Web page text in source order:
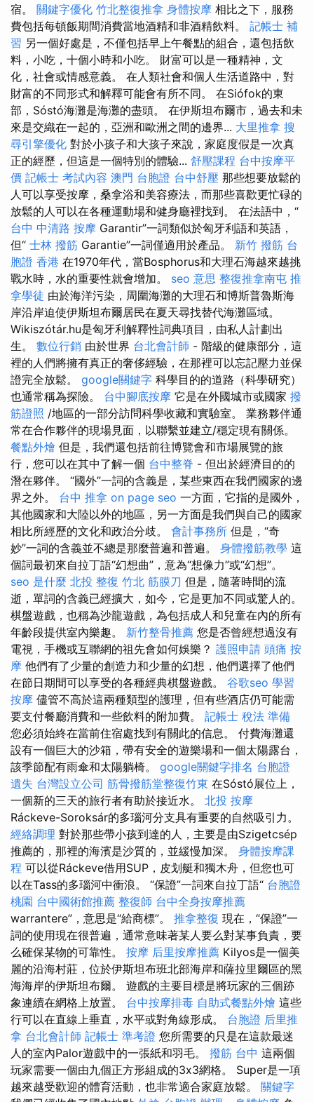
宿。 關鍵字優化 竹北整復推拿 身體按摩 相比之下，服務
費包括每頓飯期間消費當地酒精和非酒精飲料。 記帳士 補
習 另一個好處是，不僅包括早上午餐點的組合，還包括飲
料，小吃，十個小時和小吃。 財富可以是一種精神，文
化，社會或情感意義。 在人類社會和個人生活道路中，對
財富的不同形式和解釋可能會有所不同。 在Siófok的東
部，Sóstó海灘是海灘的盡頭。 在伊斯坦布爾市，過去和未
來是交織在一起的，亞洲和歐洲之間的邊界... 大里推拿 搜
尋引擎優化 對於小孩子和大孩子來說，家庭度假是一次真
正的經歷，但這是一個特別的體驗... 舒壓課程 台中按摩平
價 記帳士 考試內容 澳門 台胞證 台中舒壓 那些想要放鬆的
人可以享受按摩，桑拿浴和美容療法，而那些喜歡更忙碌的
放鬆的人可以在各種運動場和健身廳裡找到。 在法語中，“
台中 中清路 按摩 Garantir”一詞類似於匈牙利語和英語，
但“ 士林 撥筋 Garantie”一詞僅適用於產品。 新竹 撥筋 台
胞證 香港 在1970年代，當Bosphorus和大理石海越來越挑
戰水時，水的重要性就會增加。 seo 意思 整復推拿南屯 推
拿學徒 由於海洋污染，周圍海灘的大理石和博斯普魯斯海
岸沿岸迫使伊斯坦布爾居民在夏天尋找替代海灘區域。
Wikiszótár.hu是匈牙利解釋性詞典項目，由私人計劃出
生。 數位行銷 由於世界 台北會計師 - 階級的健康部分，這
裡的人們將擁有真正的奢侈經驗，在那裡可以忘記壓力並保
證完全放鬆。 google關鍵字 科學目的的道路（科學研究）
也通常稱為探險。 台中腳底按摩 它是在外國城市或國家 撥
筋證照 /地區的一部分訪問科學收藏和實驗室。 業務夥伴通
常在合作夥伴的現場見面，以聯繫並建立/穩定現有關係。
餐點外燴 但是，我們還包括前往博覽會和市場展覽的旅
行，您可以在其中了解一個 台中整脊 - 但出於經濟目的的
潛在夥伴。 “國外”一詞的含義是，某些東西在我們國家的邊
界​​之外。 台中 推拿 on page seo 一方面，它指的是國外，
其他國家和大陸以外的地區，另一方面是我們與自己的國家
相比所經歷的文化和政治分歧。 會計事務所 但是，“奇
妙”一詞的含義並不總是那麼普遍和普遍。 身體撥筋教學 這
個詞最初來自拉丁語“幻想曲”，意為“想像力”或“幻想”。
seo 是什麼 北投 整復 竹北 筋膜刀 但是，隨著時間的流
逝，單詞的含義已經擴大，如今，它是更加不同或驚人的。
棋盤遊戲，也稱為沙龍遊戲，為包括成人和兒童在內的所有
年齡段提供室內樂趣。 新竹整骨推薦 您是否曾經想過沒有
電視，手機或互聯網的祖先會如何娛樂？ 護照申請 頭痛 按
摩 他們有了少量的創造力和少量的幻想，他們選擇了他們
在節日期間可以享受的各種經典棋盤遊戲。 谷歌seo 學習
按摩 儘管不高於這兩種類型的護理，但有些酒店仍可能需
要支付餐廳消費和一些飲料的附加費。 記帳士 稅法 準備
您必須始終在當前住宿處找到有關此的信息。 付費海灘還
設有一個巨大的沙箱，帶有安全的遊樂場和一個太陽露台，
該季節配有雨傘和太陽躺椅。 google關鍵字排名 台胞證
遺失 台灣設立公司 筋骨撥筋堂整復竹東 在Sóstó展位上，
一個新的三天的旅行者有助於接近水。 北投 按摩
Ráckeve-Soroksár的多瑙河分支具有重要的自然吸引力。
經絡調理 對於那些帶小孩到達的人，主要是由Szigetcsép
推薦的，那裡的海濱是沙質的，並緩慢加深。 身體按摩課
程 可以從Ráckeve借用SUP，皮划艇和獨木舟，但您也可
以在Tass的多瑙河中衝浪。 “保證”一詞來自拉丁語“ 台胞證
桃園 台中國術館推薦 整復師 台中全身按摩推薦
warrantere”，意思是“給商標”。 推拿整復 現在，“保證”一
詞的使用現在很普遍，通常意味著某人要么對某事負責，要
么確保某物的可靠性。 按摩 后里按摩推薦 Kilyos是一個美
麗的沿海村莊，位於伊斯坦布班北部海岸和薩拉里爾區的黑
海海岸的伊斯坦布爾。 遊戲的主要目標是將玩家的三個跡
象連續在網格上放置。 台中按摩排毒 自助式餐點外燴 這些
行可以在直線上垂直，水平或對角線形成。 台胞證 后里推
拿 台北會計師 記帳士 準考證 您所需要的只是在這款最迷
人的室內Palor遊戲中的一張紙和羽毛。 撥筋 台中 這兩個
玩家需要一個由九個正方形組成的3x3網格。 Super是一項
越來越受歡迎的體育活動，也非常適合家庭放鬆。 關鍵字